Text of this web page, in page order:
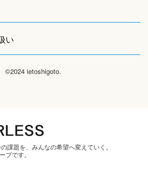
い
©2024 ietoshigoto.
課題を、みんなの希望へ変えていく。
プです。